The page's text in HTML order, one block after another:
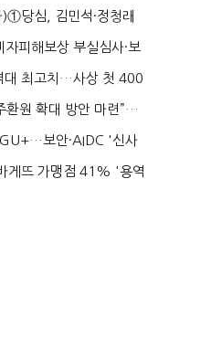
당심, 김민석·정청래
령 ...
자피해보상 부실심사·보
...
대 최고치…사상 첫 400
성...
환원 확대 방안 마련”…
보안·AIDC '신사
게뜨 가맹점 41% '용역